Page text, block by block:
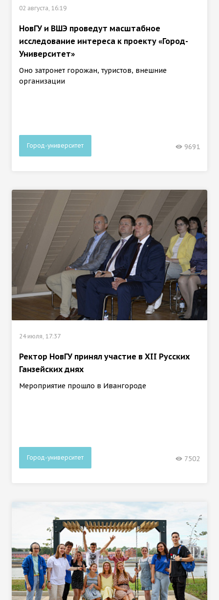
02 августа, 16:19
НовГУ и ВШЭ проведут масштабное
исследование интереса к проекту «Город-
Университет»
Оно затронет горожан, туристов, внешние
организации
Город-университет 9691
24 июля, 17:37
Ректор НовГУ принял участие в ХII Русских
Ганзейских днях
Мероприятие прошло в Ивангороде
Город-университет 7502